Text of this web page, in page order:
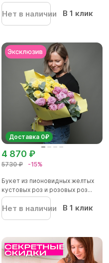
Нет в наличии В 1 клик
Доставка 0₽
5730 ₽ -15%
4 870 ₽
Букет из пионовидных желтых
кустовых роз и розовых роз...
Нет в наличии В 1 клик